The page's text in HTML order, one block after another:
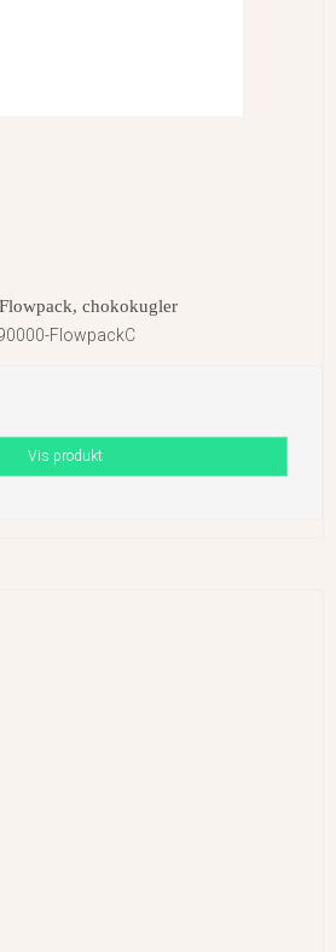
chokokugler
FlowpackC
Vis produkt